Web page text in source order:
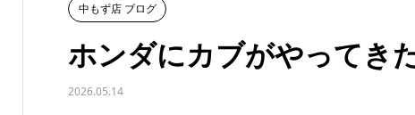
中もず店 ブログ
ホンダにカブがやってき
2026.05.14